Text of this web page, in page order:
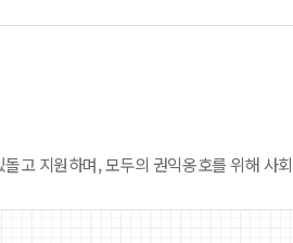
고 지원하며, 모두의 권익옹호를 위해 사